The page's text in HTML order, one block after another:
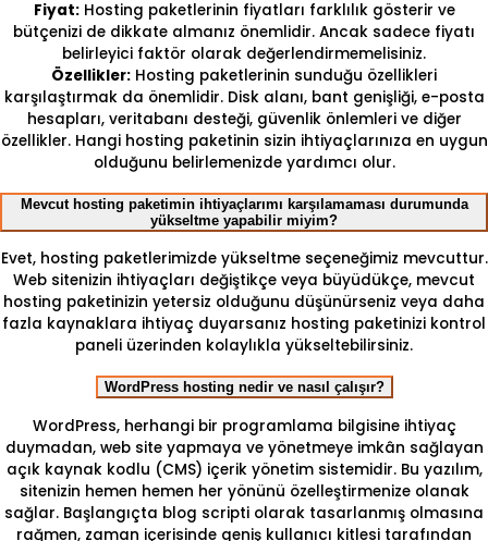
Fiyat:Hosting paketlerinin fiyatları farklılık gösterir ve
bütçenizi de dikkate almanız önemlidir. Ancak sadece fiyatı
belirleyici faktör olarak değerlendirmemelisiniz.
Özellikler: Hosting paketlerinin sunduğu özellikleri
karşılaştırmak da önemlidir. Disk alanı, bant genişliği, e-posta
hesapları, veritabanı desteği, güvenlik önlemleri ve diğer
özellikler. Hangi hosting paketinin sizin ihtiyaçlarınıza en uygun
olduğunu belirlemenizde yardımcı olur.
Mevcut hosting paketimin ihtiyaçlarımı karşılamaması durumunda
yükseltme yapabilir miyim?
Evet, hosting paketlerimizde yükseltme seçeneğimiz mevcuttur.
Web sitenizin ihtiyaçları değiştikçe veya büyüdükçe, mevcut
hosting paketinizin yetersiz olduğunu düşünürseniz veya daha
fazla kaynaklara ihtiyaç duyarsanız hosting paketinizi kontrol
paneli üzerinden kolaylıkla yükseltebilirsiniz.
WordPress hosting nedir ve nasıl çalışır?
WordPress, herhangi bir programlama bilgisine ihtiyaç
duymadan, web site yapmaya ve yönetmeye imkân sağlayan
açık kaynak kodlu (CMS) içerik yönetim sistemidir. Bu yazılım,
sitenizin hemen hemen her yönünü özelleştirmenize olanak
sağlar. Başlangıçta blog scripti olarak tasarlanmış olmasına
rağmen, zaman içerisinde geniş kullanıcı kitlesi tarafından